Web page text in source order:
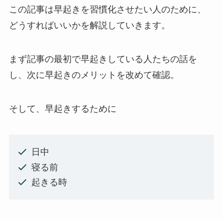
この記事は早起きを習慣化させたい人のために、
どうすればいいかを解説していきます。
まず記事の最初で早起きしている人たちの話を
し、次に早起きのメリットを改めて確認。
そして、早起きするために
日中
寝る前
起きる時